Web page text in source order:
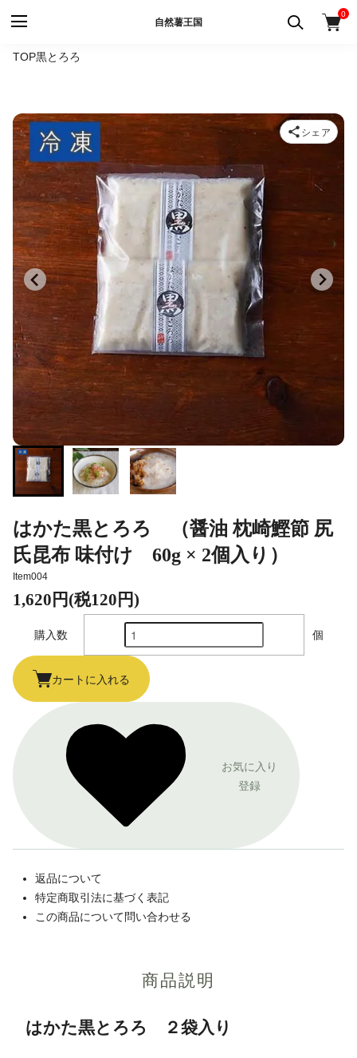
自然薯王国
0
TOP黒とろろ
はかた黒とろろ （醤油 枕崎鰹節 尻
氏昆布 味付け 60g × 2個入り）
Item004
1,620円(税120円)
購入数 個
カートに入れる
お気に入り
登録
返品について
特定商取引法に基づく表記
この商品について問い合わせる
シェア
商品説明
はかた黒とろろ ２袋入り